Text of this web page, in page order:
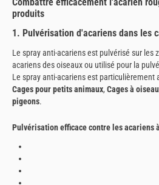
produits
1. Pulvérisation d'acariens dans les
Le spray anti-acariens est pulvérisé sur les
acariens des oiseaux ou utilisé pour la
Le spray anti-acariens est
Cages pour petits animaux, Cages à
pigeons.
Pulvérisation efficace contre les acariens